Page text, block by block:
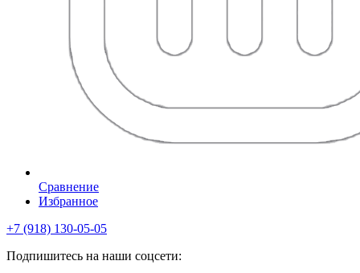
Сравнение
Избранное
+7 (918) 130-05-05
Подпишитесь на наши соцсети: